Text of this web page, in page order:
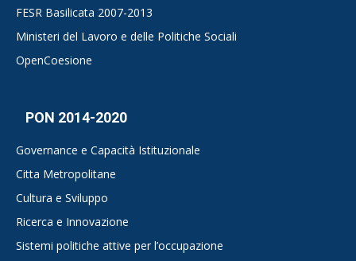
FESR Basilicata 2007-2013
Ministeri del Lavoro e delle Politiche Sociali
OpenCoesione
PON 2014-2020
Governance e Capacità Istituzionale
Citta Metropolitane
Cultura e Sviluppo
Ricerca e Innovazione
Sistemi politiche attive per l’occupazione